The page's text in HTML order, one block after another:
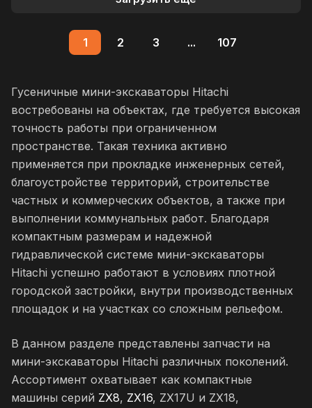
1 2 3 ... 107
Гусеничные мини-экскаваторы Hitachi
востребованы на объектах, где требуется высокая
точность работы при ограниченном
пространстве. Такая техника активно
применяется при прокладке инженерных сетей,
благоустройстве территорий, строительстве
частных и коммерческих объектов, а также при
выполнении коммунальных работ. Благодаря
компактным размерам и надежной
гидравлической системе мини-экскаваторы
Hitachi успешно работают в условиях плотной
городской застройки, внутри производственных
площадок и на участках со сложным рельефом.
В данном разделе представлены запчасти на
мини-экскаваторы Hitachi различных поколений.
Ассортимент охватывает как компактные
машины серий ZX8, ZX16, ZX17U и ZX18,